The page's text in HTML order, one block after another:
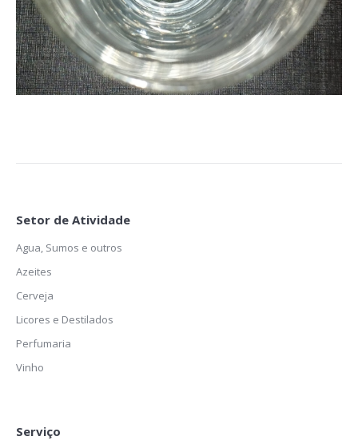
Setor de Atividade
Agua, Sumos e outros
Azeites
Cerveja
Licores e Destilados
Perfumaria
Vinho
Serviço